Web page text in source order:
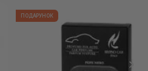
ПОДАРУНОК